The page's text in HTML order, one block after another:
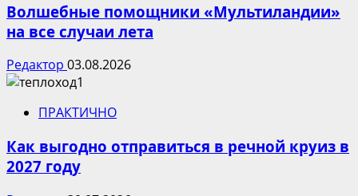
Волшебные помощники «Мультиландии»
на все случаи лета
Редактор 03.08.2026
ПРАКТИЧНО
Как выгодно отправиться в речной круиз в
2027 году